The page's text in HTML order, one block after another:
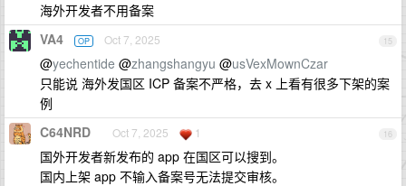
海外开发者不用备案
15
VA4 OP Oct 7, 2025
@yechentide @zhangshangyu @usVexMownCzar
只能说 海外发国区 ICP 备案不严格，去 x 上看有很多下架的案
例
16
C64NRD Oct 7, 2025 1
国外开发者新发布的 app 在国区可以搜到。
国内上架 app 不输入备案号无法提交审核。